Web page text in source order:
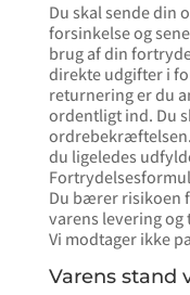
Du skal sende din
forsinkelse og
brug af din
direkte udgifter i
returnering er du
ordentligt ind. Du
du ligeledes
Du bærer risikoen
varens levering
Vi modtager ikke
Varens stand